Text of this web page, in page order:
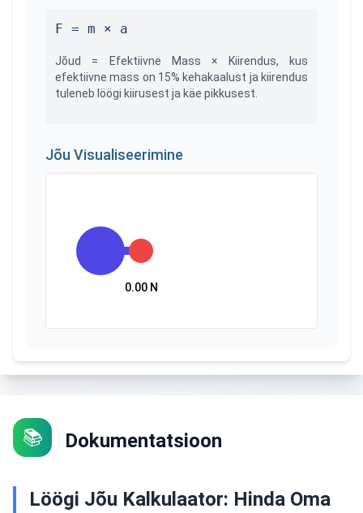
F = m × a
Jõud = Efektiivne Mass × Kiirendus, kus
efektiivne mass on 15% kehakaalust ja kiirendus
tuleneb löögi kiirusest ja käe pikkusest.
Jõu Visualiseerimine
0.00 N
📚 Dokumentatsioon
Löögi Jõu Kalkulaator: Hinda Oma